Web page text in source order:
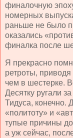
финалочную
номерных
раньше не было
оказались
финалка после
Я прекрасно
ретроты,
чем в шестерке.
Десятку ругали
Тидуса, конечно.
«политоту» и
тупые причины
а уж сейчас,